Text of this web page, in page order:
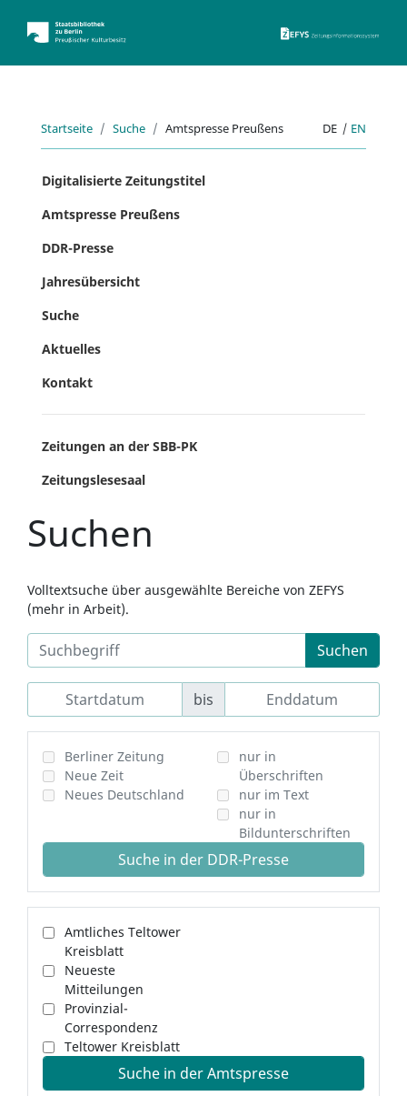
Startseite Suche Amtspresse Preußens DE | EN
Digitalisierte Zeitungstitel
Amtspresse Preußens
DDR-Presse
Jahresübersicht
Suche
Aktuelles
Kontakt
Zeitungen an der SBB-PK
Zeitungslesesaal
Suchen
Volltextsuche über ausgewählte Bereiche von ZEFYS
(mehr in Arbeit).
Suchen
bis
Berliner Zeitung
Neue Zeit
Neues Deutschland
nur in
Überschriften
nur im Text
nur in
Bildunterschriften
Suche in der DDR-Presse
Amtliches Teltower
Kreisblatt
Neueste
Mitteilungen
Provinzial-
Correspondenz
Teltower Kreisblatt
Suche in der Amtspresse